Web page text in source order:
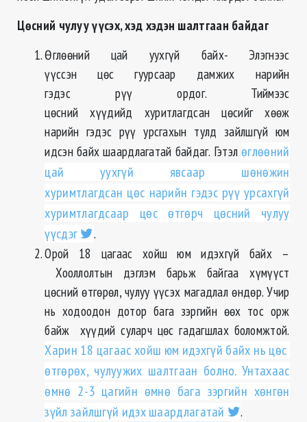
Цөсний чулуу үүсэх, хэд хэдэн шалтгаан байдаг
Өглөөний цай уухгүй байх- Элэгнээс
үүссэн цөс гуурсаар дамжих нарийн
гэдэс рүү ордог. Тиймээс
цөсний хүүдийд хуритлагдсан цөсийг хөөж
нарийн гэдэс рүү урсгахын тулд зайлшгүй юм
идсэн байх шаардлагатай байдаг. Гэтэлөглөөний
цай уухгүй явсаар шөнөжин
хуримтлагдсан цөс нарийн гэдэс рүү урсахгүй
хуримтлагдсаар цөс өтгөрч цөсний чулуу
үүсдэг
.
Орой 18 цагаас хойш юм идэхгүй байх –
Хооллолтын дэглэм барьж байгаа хүмүүст
цөсний өтгөрөл, чулуу үүсэх магадлал өндөр. Учир
нь ходоодон дотор бага зэргийн өөх тос орж
байж хүүдий суларч цөс гадагшлах боломжтой.
Харин 18 цагаас хойш юм идэхгүй байх нь цөс
өтгөрөх, чулуужих шалтгаан болно. Унтахаас
өмнө 2-3 цагийн өмнө бага зэргийн хөнгөн
зүйл зайлшгүй идэх шаардлагатай
.